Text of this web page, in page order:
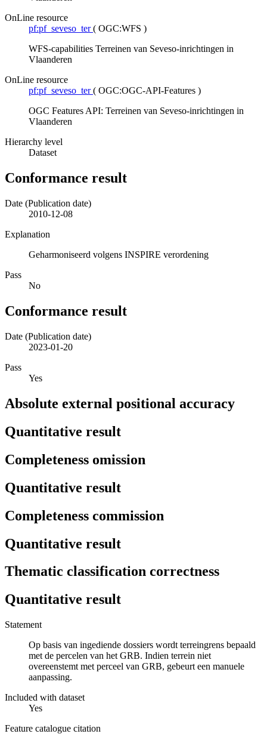
OnLine resource
pf:pf_seveso_ter( OGC:WFS )
WFS-capabilities Terreinen van Seveso-inrichtingen in
Vlaanderen
OnLine resource
pf:pf_seveso_ter( OGC:OGC-API-Features )
OGC Features API: Terreinen van Seveso-inrichtingen in
Vlaanderen
Hierarchy level
Dataset
Conformance result
Date (Publication date)
2010-12-08
Explanation
Geharmoniseerd volgens INSPIRE verordening
Pass
No
Conformance result
Date (Publication date)
2023-01-20
Pass
Yes
Absolute external positional accuracy
Quantitative result
Completeness omission
Quantitative result
Completeness commission
Quantitative result
Thematic classification correctness
Quantitative result
Statement
Op basis van ingediende dossiers wordt terreingrens bepaald
met de percelen van het GRB. Indien terrein niet
overeenstemt met perceel van GRB, gebeurt een manuele
aanpassing.
Included with dataset
Yes
Feature catalogue citation